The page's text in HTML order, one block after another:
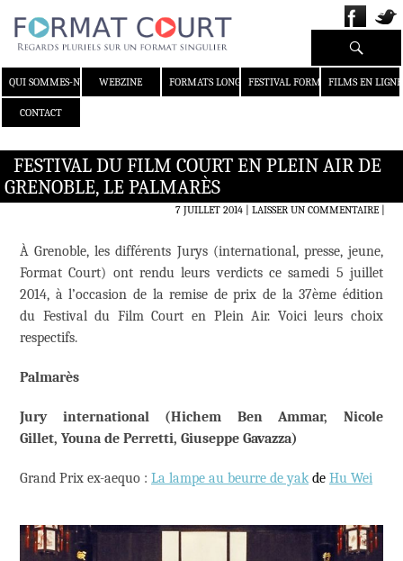
QUI SOMMES-NOUS ?WEBZINE FORMATS LONGS FESTIVAL FORMAT COURT
FILMS EN LIGNE
CONTACT
Recherche
FESTIVAL DU FILM COURT EN PLEIN AIR DE
GRENOBLE, LE PALMARÈS
7 JUILLET 2014 LAISSER UN COMMENTAIRE|
À Grenoble, les différents Jurys (international, presse, jeune,
Format Court) ont rendu leurs verdicts ce samedi 5 juillet
2014, à l’occasion de la remise de prix de la 37ème édition
du Festival du Film Court en Plein Air. Voici leurs choix
respectifs.
Palmarès
Jury international (Hichem Ben Ammar, Nicole
Gillet, Youna de Perretti, Giuseppe Gavazza)
Grand Prix ex-aequo : La lampe au beurre de yakde Hu Wei